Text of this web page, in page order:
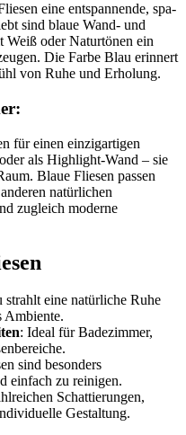
eine entspannende, spa-
sind blaue Wand- und
oder Naturtönen ein
Die Farbe Blau erinnert
von Ruhe und Erholung.
für einen einzigartigen
als Highlight-Wand – sie
Blaue Fliesen passen
natürlichen
zugleich moderne
strahlt eine natürliche Ruhe
Ambiente.
: Ideal für Badezimmer,
sind besonders
einfach zu reinigen.
Schattierungen,
Gestaltung.